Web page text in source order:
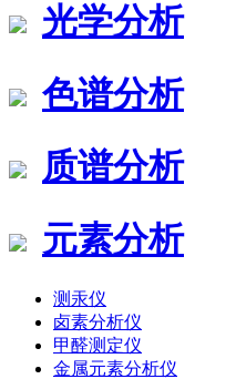
光学分析
色谱分析
质谱分析
元素分析
测汞仪
卤素分析仪
甲醛测定仪
金属元素分析仪